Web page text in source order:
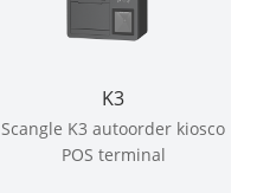
K3
Scangle K3 autoorder kiosco
POS terminal